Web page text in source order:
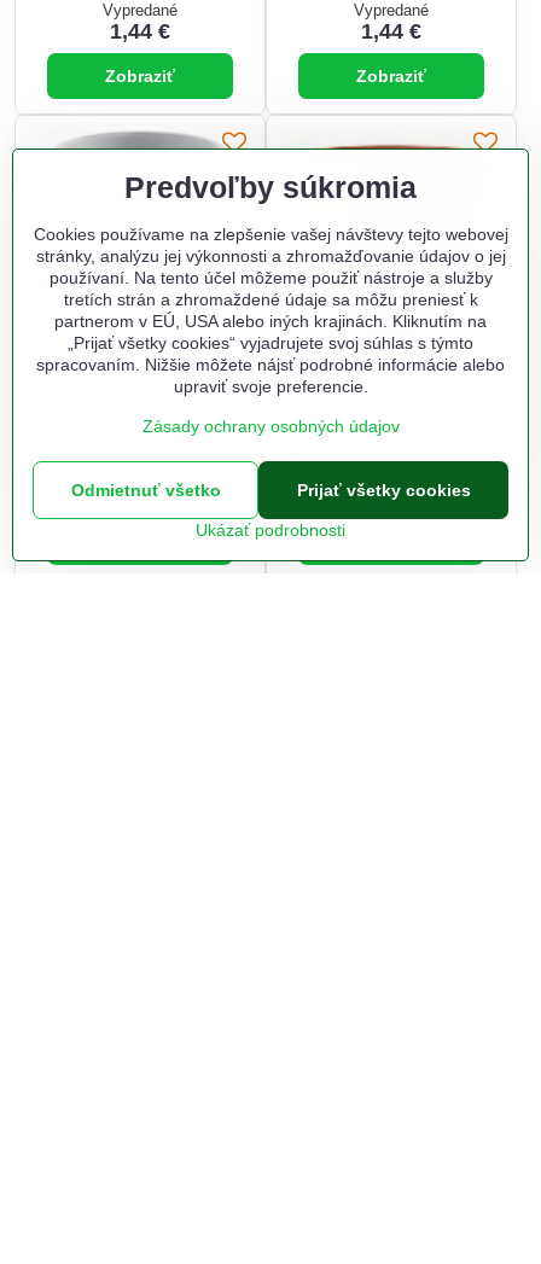
Vypredané
1,44 €
Zobraziť
Vypredané
1,44 €
Zobraziť
Kvetináč UH o147 mm
FURU biely výška 124 mm
1,44 €
Kvetináč UH o200mm
NOVA terakota výška
kódom 36814245
Na objednanie do 7-10 prac.
1,52 €
Predvoľby súkromia
Cookies používame na zlepšenie vašej návštevy tejto webovej
stránky, analýzu jej výkonnosti a zhromažďovanie údajov o jej
používaní. Na tento účel môžeme použiť nástroje a služby
tretích strán a zhromaždené údaje sa môžu preniesť k
partnerom v EÚ, USA alebo iných krajinách. Kliknutím na
„Prijať všetky cookies“ vyjadrujete svoj súhlas s týmto
spracovaním. Nižšie môžete nájsť podrobné informácie alebo
upraviť svoje preferencie.
Zásady ochrany osobných údajov
Ukázať podrobnosti
Prijať všetky cookies
Odmietnuť všetko